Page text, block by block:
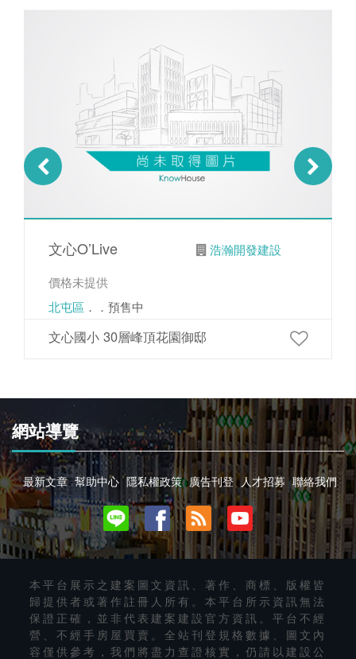
文心O’Live
浩瀚開發建設
價格未提供
北屯區 ．．預售中
文心國小 30層峰頂花園御邸
網站導覽
最新文章 幫助中心 隱私權政策 廣告刊登 人才招募 聯絡我們
本平台展示之建案圖文資訊、著作、商標、版權皆
歸提供者或著作註冊人所有。本平台所示資訊無法
保證正確，並非代表建案建設官方資訊。平台不經
營、不經手房屋買賣。全站刊登規格數據、圖文內
容僅供參考，我們將盡力查證核實，仍請以建設公